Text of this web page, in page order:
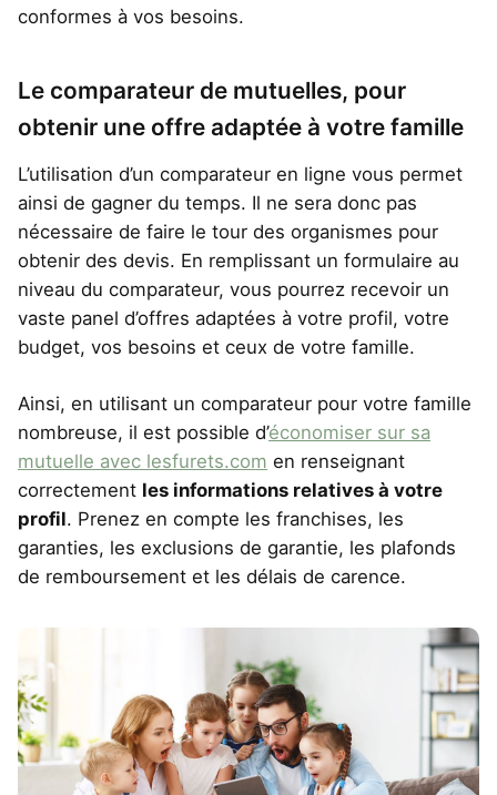
conformes à vos besoins.
Le comparateur de mutuelles, pour
obtenir une offre adaptée à votre famille
L’utilisation d’un comparateur en ligne vous permet
ainsi de gagner du temps. Il ne sera donc pas
nécessaire de faire le tour des organismes pour
obtenir des devis. En remplissant un formulaire au
niveau du comparateur, vous pourrez recevoir un
vaste panel d’offres adaptées à votre profil, votre
budget, vos besoins et ceux de votre famille.
Ainsi, en utilisant un comparateur pour votre famille
nombreuse, il est possible d’économiser sur sa
mutuelle avec lesfurets.com en renseignant
correctement les informations relatives à votre
profil. Prenez en compte les franchises, les
garanties, les exclusions de garantie, les plafonds
de remboursement et les délais de carence.